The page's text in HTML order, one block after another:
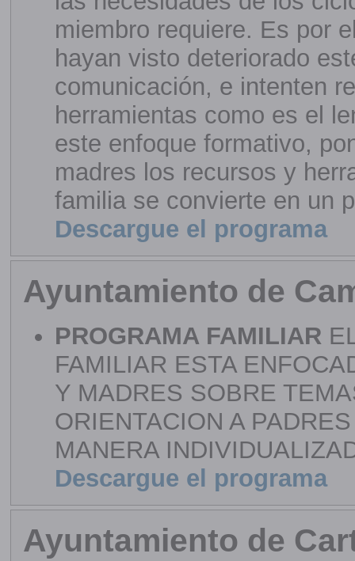
miembro requiere. Es por
hayan visto deteriorado
comunicación, e intenten
herramientas como es el
este enfoque formativo,
madres los recursos y
familia se convierte en un
Descargue el programa
Ayuntamiento de
PROGRAMA FAMILIAR
FAMILIAR ESTA
Y MADRES SOBRE
ORIENTACION A
MANERA
Descargue el programa
Ayuntamiento de